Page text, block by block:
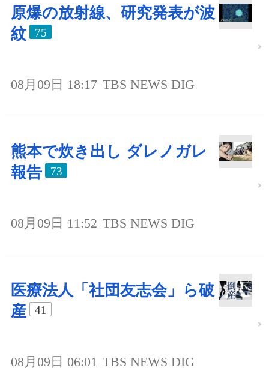
原爆の放射線、研究発表が波
紋
75
08月09日 18:17 TBS NEWS DIG
熊本で炊き出し ダレノガレ
報告
73
08月09日 11:52 TBS NEWS DIG
医療法人「社団友志会」ら破
産
41
08月09日 06:01 TBS NEWS DIG